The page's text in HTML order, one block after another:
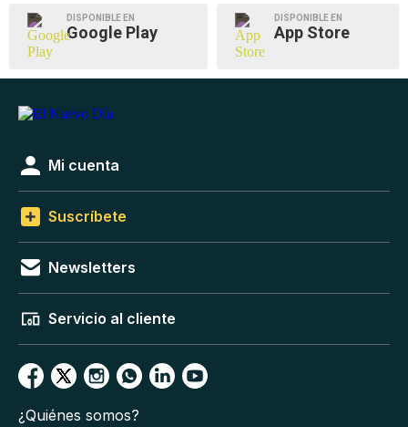
DISPONIBLE EN
Google Play
DISPONIBLE EN
App Store
Mi cuenta
Suscríbete
Newsletters
Servicio al cliente
¿Quiénes somos?